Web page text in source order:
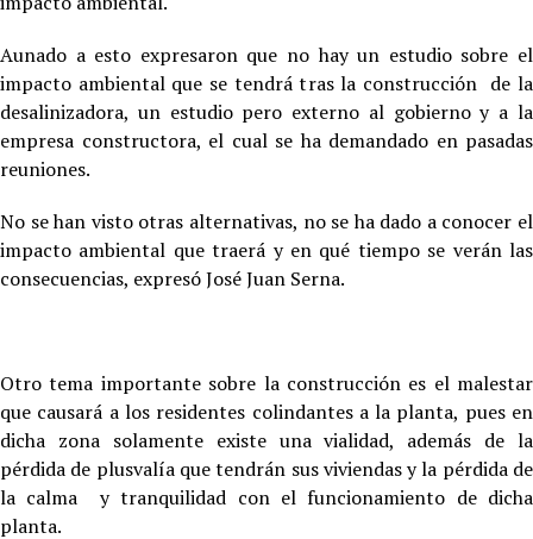
Aunado a esto expresaron que no hay un estudio sobre el
impacto ambiental que se tendrá tras la construcción de la
desalinizadora, un estudio pero externo al gobierno y a la
empresa constructora, el cual se ha demandado en pasadas
reuniones.
No se han visto otras alternativas, no se ha dado a conocer el
impacto ambiental que traerá y en qué tiempo se verán las
consecuencias, expresó José Juan Serna.
Otro tema importante sobre la construcción es el malestar
que causará a los residentes colindantes a la planta, pues en
dicha zona solamente existe una vialidad, además de la
pérdida de plusvalía que tendrán sus viviendas y la pérdida de
la calma y tranquilidad con el funcionamiento de dicha
planta.